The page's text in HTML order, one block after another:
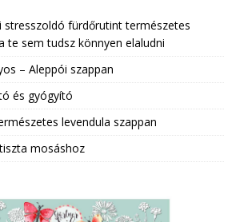
stresszoldó fürdőrutint természetes
te sem tudsz könnyen elaludni
– Aleppói szappan
és gyógyító
levendula szappan
mosáshoz